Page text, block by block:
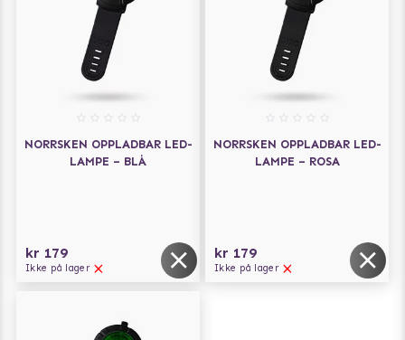
NORRSKEN OPPLADBAR LED-
LAMPE – BLÅ
kr 179
Ikke på lager
NORRSKEN OPPLADBAR LED-
LAMPE – ROSA
kr 179
Ikke på lager